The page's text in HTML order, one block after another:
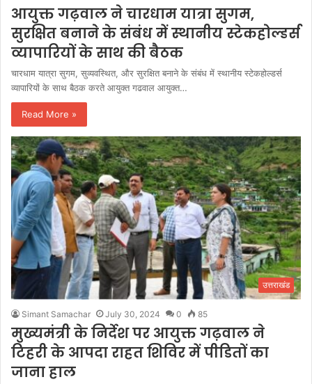
आयुक्त गढ़वाल ने चारधाम यात्रा सुगम,
सुरक्षित बनाने के संबंध में स्थानीय स्टेकहोल्डर्स
व्यापारियों के साथ की बैठक
चारधाम यात्रा सुगम, सुव्यवस्थित, और सुरक्षित बनाने के संबंध में स्थानीय स्टेकहोल्डर्स
व्यापारियों के साथ बैठक करते आयुक्त गढवाल आयुक्त…
Read More »
उत्तराखंड
Simant Samachar July 30, 2024 0 85
मुख्यमंत्री के निर्देश पर आयुक्त गढ़वाल ने
टिहरी के आपदा राहत शिविर में पीडितों का
जाना हाल